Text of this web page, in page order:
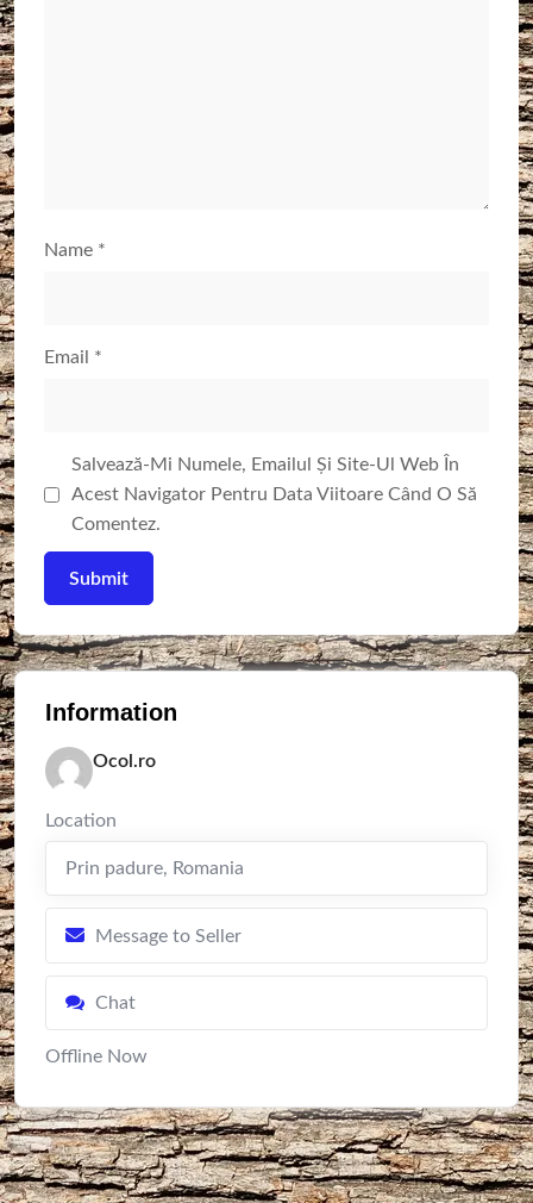
Name *
Email *
Salvează-Mi Numele, Emailul Și Site-Ul Web În
Acest Navigator Pentru Data Viitoare Când O Să
Comentez.
Information
Ocol.ro
Location
Prin padure, Romania
Message to Seller
Chat
Offline Now